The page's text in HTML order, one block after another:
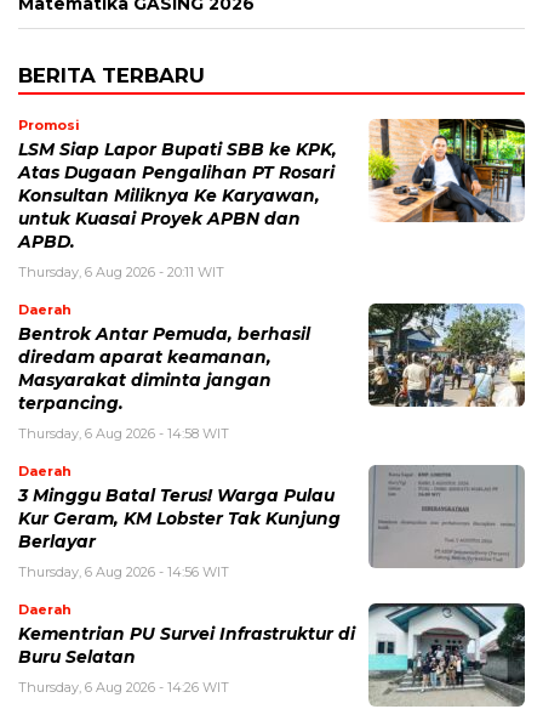
BERITA TERBARU
Promosi
LSM Siap Lapor Bupati SBB ke KPK,
Atas Dugaan Pengalihan PT Rosari
Konsultan Miliknya Ke Karyawan,
untuk Kuasai Proyek APBN dan
APBD.
Thursday, 6 Aug 2026 - 20:11 WIT
Daerah
Bentrok Antar Pemuda, berhasil
diredam aparat keamanan,
Masyarakat diminta jangan
terpancing.
Thursday, 6 Aug 2026 - 14:58 WIT
Daerah
3 Minggu Batal Terus! Warga Pulau
Kur Geram, KM Lobster Tak Kunjung
Berlayar
Thursday, 6 Aug 2026 - 14:56 WIT
Daerah
Kementrian PU Survei Infrastruktur di
Buru Selatan
Thursday, 6 Aug 2026 - 14:26 WIT